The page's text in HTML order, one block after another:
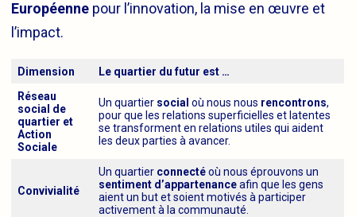
Européenne pour l’innovation, la mise en œuvre et
l’impact.
Dimension
Le quartier du futur est …
Réseau
social de
quartier et
Action
Sociale
Un quartier social où nous nous rencontrons,
pour que les relations superficielles et latentes
se transforment en relations utiles qui aident
les deux parties à avancer.
Convivialité
Un quartier connectéoù nous éprouvons un
sentiment d’appartenanceafin que les gens
aient un but et soient motivés à participer
activement à la communauté.